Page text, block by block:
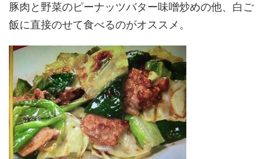
豚肉と野菜のピーナッツバター味噌炒めの他、白ご
飯に直接のせて食べるのがオススメ。